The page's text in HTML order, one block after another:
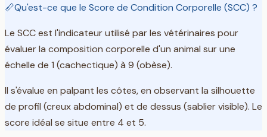
📏Qu'est-ce que le Score de Condition Corporelle (SCC) ?
Le SCC est l'indicateur utilisé par les vétérinaires pour
évaluer la composition corporelle d'un animal sur une
échelle de 1 (cachectique) à 9 (obèse).
Il s'évalue en palpant les côtes, en observant la silhouette
de profil (creux abdominal) et de dessus (sablier visible). Le
score idéal se situe entre 4 et 5.